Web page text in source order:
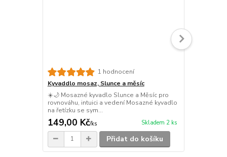
1 hodnocení
Kyvaddlo mosaz, Slunce a měsíc
☀️🌙 Mosazné kyvadlo Slunce a Měsíc pro
rovnováhu, intuici a vedení Mosazné kyvadlo
na řetízku se sym...
149,00 Kč/ks Skladem 2 ks
Přidat do košíku